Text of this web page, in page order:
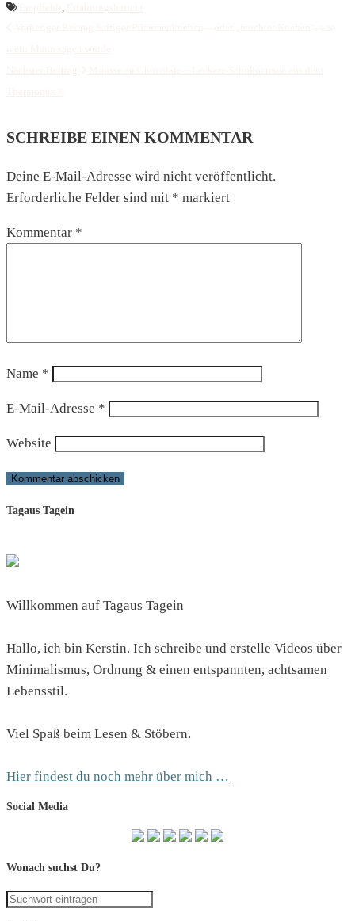
SCHREIBE EINEN KOMMENTAR
Deine E-Mail-Adresse wird nicht veröffentlicht.
Erforderliche Felder sind mit * markiert
Kommentar *
Name *
E-Mail-Adresse *
Website
Tagaus Tagein
Willkommen auf Tagaus Tagein
Hallo, ich bin Kerstin. Ich schreibe und erstelle Videos über
Minimalismus, Ordnung & einen entspannten, achtsamen
Lebensstil.
Viel Spaß beim Lesen & Stöbern.
Hier findest du noch mehr über mich …
Social Media
Wonach suchst Du?